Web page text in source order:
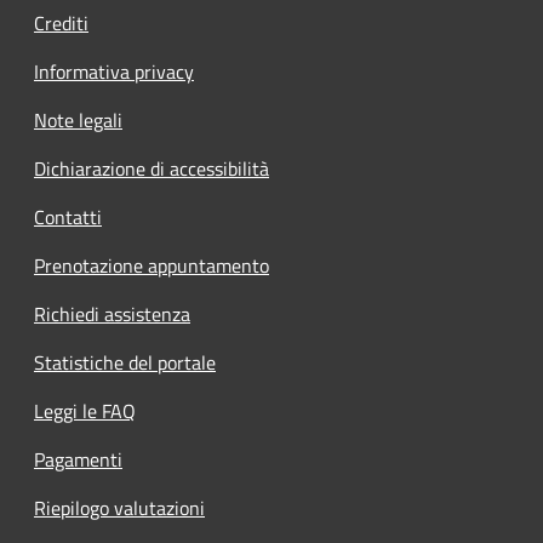
Crediti
Informativa privacy
Note legali
Dichiarazione di accessibilità
Contatti
Prenotazione appuntamento
Richiedi assistenza
Statistiche del portale
Leggi le FAQ
Pagamenti
Riepilogo valutazioni